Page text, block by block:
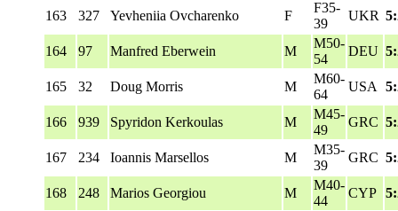
163 327 Yevheniia Ovcharenko F
F35-
39
UKR
164 97 Manfred Eberwein M
M50-
54
DEU
165 32 Doug Morris M
M60-
64
USA
166 939 Spyridon Kerkoulas M
M45-
49
GRC
167 234 Ioannis Marsellos M
M35-
39
GRC
168 248 Marios Georgiou M
M40-
44
CYP